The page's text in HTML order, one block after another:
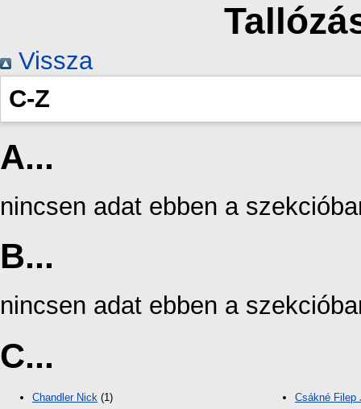
Vissza
C-Z
A...
nincsen adat ebben a
B...
nincsen adat ebben a
C...
Chandler Nick (1) Csákné Filep